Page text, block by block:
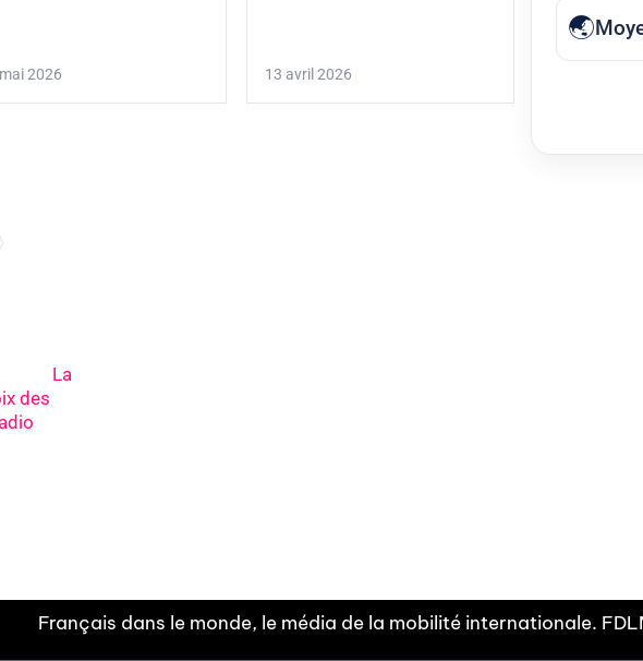
2026 13 avril 2026
La
des
Français dans le monde, le média de la mobilité internationale.